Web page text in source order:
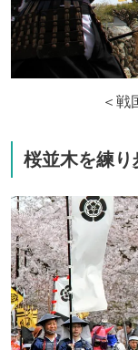
＜戦
桜並木を練